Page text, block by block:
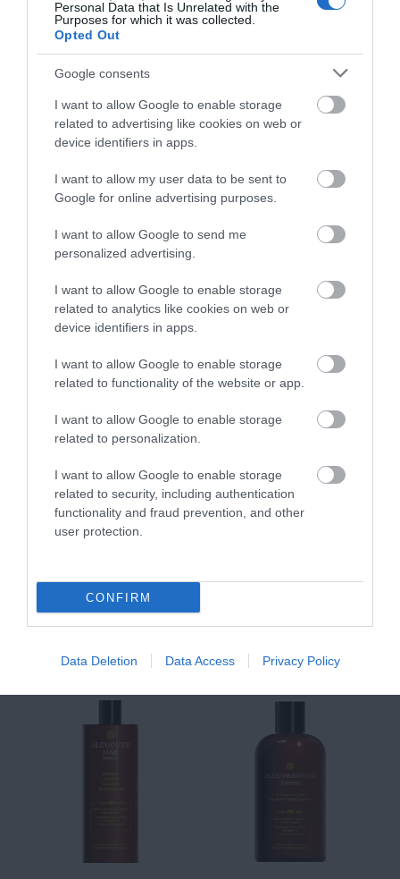
Personal Data that Is Unrelated with the
Purposes for which it was collected.
Opted Out
Google consents
I want to allow Google to enable storage
related to advertising like cookies on web or
device identifiers in apps.
I want to allow my user data to be sent to
Google for online advertising purposes.
I want to allow Google to send me
personalized advertising.
I want to allow Google to enable storage
related to analytics like cookies on web or
device identifiers in apps.
I want to allow Google to enable storage
related to functionality of the website or app.
I want to allow Google to enable storage
related to personalization.
I want to allow Google to enable storage
related to security, including authentication
functionality and fraud prevention, and other
user protection.
CONFIRM
Data Deletion Data Access Privacy Policy
ΤΟ BODYFACE ΣΟΥ
ΠΡΟΤΕΙΝΕΙ
Αντηλιακό Προσώπου
και Σώματος SPF50 200ml
14,96 €
Ειδικός Ορός
Αναπλήρωσης Όγκου
34,90 €
ΑΝΑΚΆΛΥΨΕ
ΠΑΡΌΜΟΙΑ
ΑΓΑΠΗΜΈΝΑ